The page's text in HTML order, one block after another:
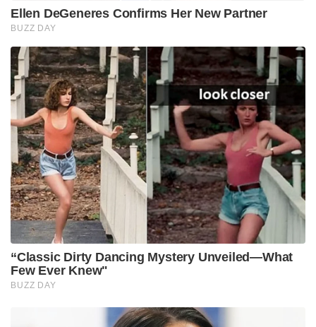
ഒക്ടൊബറിൽ ഗാസയിൽ വച്ച് ഇസ്രേയൽ ഡ്രോൺ
ആക്രമണത്തിൽ യഹിയ സിൻവാർ കൊല്ലപ്പെട്ടു..
മറ്റ് ആരോപണങ്ങൾ
പ്ലക്കാർഡുകളിൽ തിരൂരങ്ങാടി വലിയ ജുമാ
മസ്ജിദിന്റെ ചിത്രവും ഉൾപ്പെടുത്തിയിരുന്നു. 1921-ലെ
മലബാർ കലാപവുമായി ബന്ധപ്പെട്ട് ചരിത്രപരമായ
പ്രാധാന്യമുള്ള സ്ഥലമാണിത്. 1921 ൽ ഈ പള്ളി
ബ്രിട്ടീഷ് പട്ടാളം തകർത്തു എന്ന കിംവദന്തി
പരത്തിക്കൊണ്ടാണ് മലബാർ കൂട്ടക്കൊലയ്ക്കും
കലാപത്തിനും തുടക്കമിട്ടത്. ഈ പള്ളി കേന്ദ്രീകരിച്ച്
ആലി മുസ്‌ലിയാർ 1921ൽ ഭരണം നടത്തിയെന്നും,
ഇവിടെ വെച്ചാണ് ‘ഇസ്ലാമിക രാഷ്ട്രം’
പ്രഖ്യാപിച്ചതെന്നുമാണ് ചരിത്രം. ആ പള്ളിയുടേ
ചിത്രങ്ങൾ ഇത്തരമൊരു പ്രകടനത്തിൽ കാട്ടിയത്
വ്യക്തമായ കലാപാഹ്വാനമാണെന്നാണ്